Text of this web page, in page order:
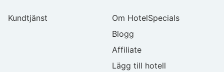
Kundtjänst
Om HotelSpecials
Blogg
Affiliate
Lägg till hotell